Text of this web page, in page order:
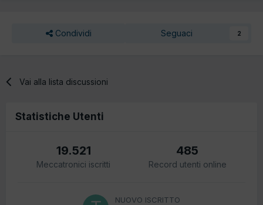
Condividi Seguaci 2
Vai alla lista discussioni
Statistiche Utenti
19.521
Meccatronici iscritti
485
Record utenti online
NUOVO ISCRITTO